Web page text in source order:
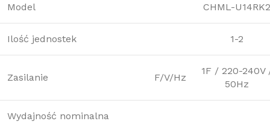
Model CHML-U14RK2
Ilość jednostek 1-2
Zasilanie F/V/Hz
1F / 220-240V
50Hz
Wydajność nominalna